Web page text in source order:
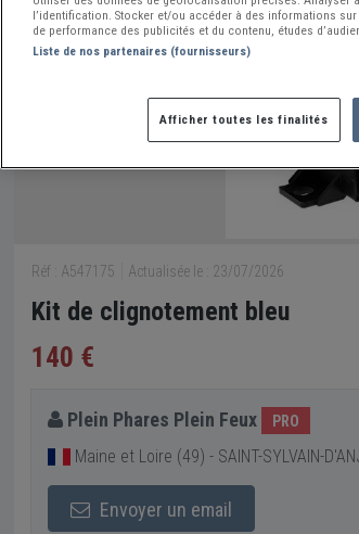
Réf : A547175 Actualisée le : 23/07/2026
Kit de clignotement bleu
140 €
Plein Phares Plein Feux PRO
Maine et Loire (49) - SAINT-SYLVAIN-
Envoyer un email
l’identification. Stocker et/ou accéder à des informations
de performance des publicités et du contenu, études
Liste de nos partenaires (fournisseurs)
Afficher toutes les finalités